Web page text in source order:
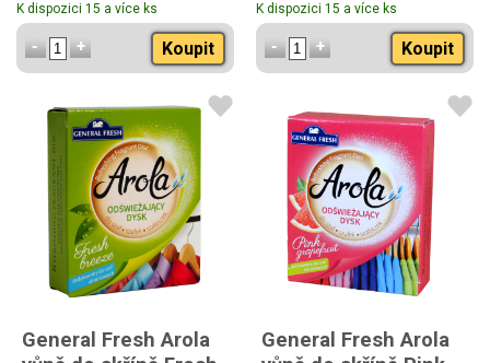
K dispozici 15 a více ks
Koupit
K dispozici 15 a více ks
Koupit
General Fresh Arola
General Fresh Arola